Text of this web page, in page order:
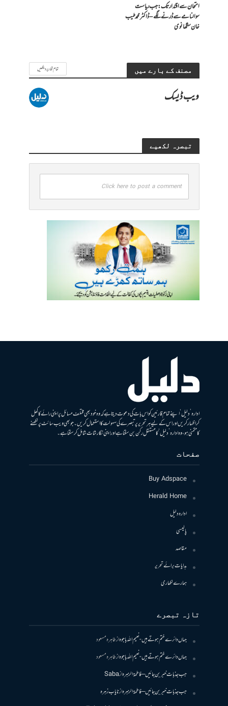
امتحان سے اقتدار تک: جب ریاست
سوالنامے سے ڈرنے لگے – ڈاکٹر محمد طیب
خان سنگھانوی
مصنف کے بارے میں تمام تحاریر دیکھیں
ویب ڈیسک
تبصرہ لکھیے
Click here to post a comment
ادارہ ’دلیل‘ اپنے تمام قارئین کو اس بات کی دعوت دیتا ہے کہ وہ خود بھی مختلف مسائل پر اپنی رائے کا کھل
کر اظہار کریں اور اس کے لیے ہر تحریر پر تبصرے کی سہولت کا استعمال کریں۔ جو بھی ویب سائٹ پر لکھنے
کا متمنی ہو، وہ ادارہ ’دلیل‘ کا مستقل رکن بن سکتا ہے اور اپنی نگارشات شامل کرسکتا ہے۔
صفحات
Buy Adspace
Herald Home
ادارہ دلیل
پالیسی
مقاصد
ہدایات برائے تحریر
ہمارے لکھاری
تازہ تبصرے
جہاں دائرے ختم ہوتے ہیں- نعیم اللہ باجوہازطاہرہ مسعود
جہاں دائرے ختم ہوتے ہیں- نعیم اللہ باجوہازطاہرہ مسعود
جب جذبات خبر بن جائیں – فاطمۃالزہرہازSaba
جب جذبات خبر بن جائیں – فاطمۃالزہرہازنایاب زہرہ